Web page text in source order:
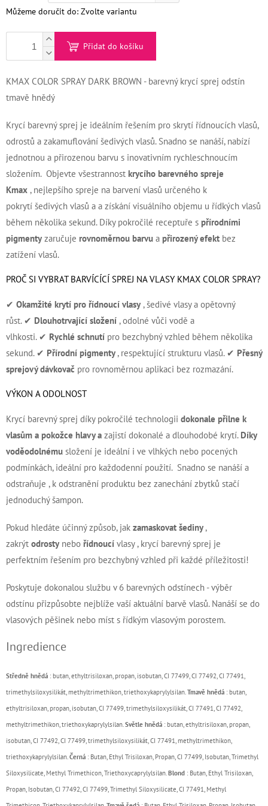
Přihlášení
Můžeme doručit do: Zvolte variantu
Přidat do košíku
KMAX COLOR SPRAY DARK BROWN - barevný krycí sprej odstín
tmavě hnědý
Krycí barevný sprej je ideálním řešením pro skrytí řídnoucích vlasů,
odrostů a zakamuflování šedivých vlasů. Snadno se nanáší, nabízí
jednotnou a přirozenou barvu s inovativním rychleschnoucím
složením. Objevte všestrannost krycího barevného spreje
Kmax , nejlepšího spreje na barvení vlasů určeného k
pokrytí šedivých vlasů a a získání visuálního objemu u řídkých vlasů
během několika sekund. Díky pokročilé receptuře s přírodními
pigmenty zaručuje rovnoměrnou barvu a přirozený efekt bez
zatížení vlasů.
PROČ SI VYBRAT BARVÍCÍCÍ SPREJ NA VLASY KMAX COLOR SPRAY?
✔ Okamžité krytí pro řídnoucí vlasy , šedivé vlasy a opětovný
růst. ✔ Dlouhotrvající složení , odolné vůči vodě a
vlhkosti. ✔ Rychlé schnutí pro bezchybný vzhled během několika
sekund. ✔ Přírodní pigmenty , respektující strukturu vlasů. ✔ Přesný
sprejový dávkovač pro rovnoměrnou aplikaci bez rozmazání.
VÝKON A ODOLNOST
Krycí barevný sprej díky pokročilé technologii dokonale přilne k
vlasům a pokožce hlavy a zajistí dokonalé a dlouhodobé krytí. Díky
voděodolnému složení je ideální i ve vlhkých nebo pocených
podmínkách, ideální pro každodenní použití. Snadno se nanáší a
odstraňuje , k odstranění produktu bez zanechání zbytků stačí
jednoduchý šampon.
Pokud hledáte účinný způsob, jak zamaskovat šediny ,
zakrýt odrosty nebo řídnoucí vlasy , krycí barevný sprej je
perfektním řešením pro bezchybný vzhled při každé příležitosti!
Poskytuje dokonalou službu v 6 barevných odstínech - výběr
odstínu přizpůsobte nejblíže vaší aktuální barvě vlasů. Nanáší se do
vlasových pěšinek nebo míst s řídkým vlasovým porostem.
Ingredience
Středně hnědá : butan, ethyltrisiloxan, propan, isobutan, CI 77499, CI 77492, CI 77491,
trimethylsiloxysilikát, methyltrimethikon, triethoxykaprylylsilan.Tmavě hnědá : butan,
ethyltrisiloxan, propan, isobutan, CI 77499, trimethylsiloxysilikát, CI 77491, CI 77492,
methyltrimethikon, triethoxykaprylylsilan.Světle hnědá : butan, ethyltrisiloxan, propan,
isobutan, CI 77492, CI 77499, trimethylsiloxysilikát, CI 77491, methyltrimethikon,
triethoxykaprylylsilan.Černá : Butan, Ethyl Trisiloxan, Propan, CI 77499, Isobutan, Trimethyl
Siloxysilicate, Methyl Trimethicon, Triethoxycaprylylsilan.Blond : Butan, Ethyl Trisiloxan,
Propan, Isobutan, CI 77492, CI 77499, Trimethyl Siloxysilicate, CI 77491, Methyl